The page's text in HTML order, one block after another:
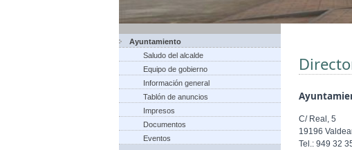
Ayuntamiento
Saludo del alcalde
Equipo de gobierno
Información general
Tablón de anuncios
Impresos
Documentos
Eventos
C/ Real, 5
19196
Tel.: 949 32